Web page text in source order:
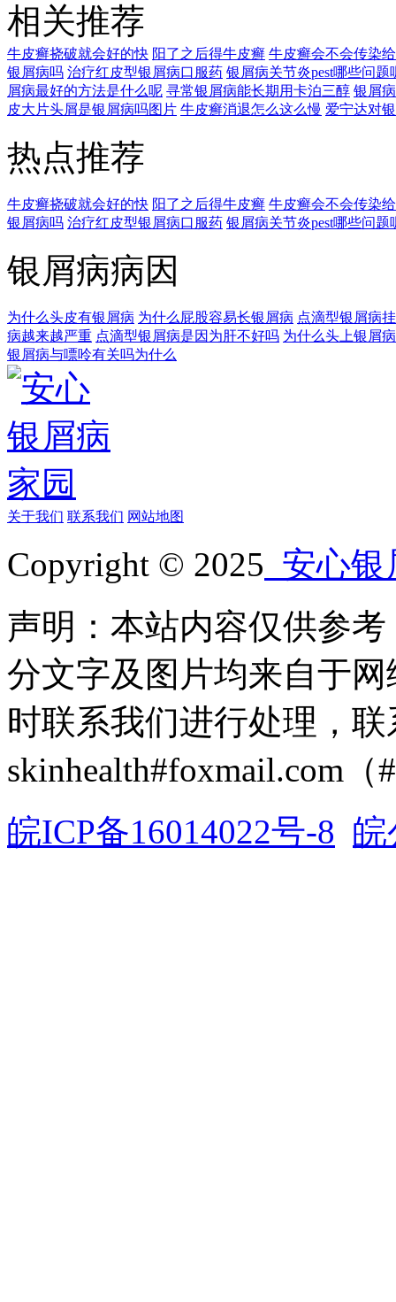
相关推荐
牛皮癣挠破就会好的快 阳了之后得牛皮癣 牛皮癣会不会传染
银屑病吗 治疗红皮型银屑病口服药 银屑病关节炎pest哪些问题
屑病最好的方法是什么呢 寻常银屑病能长期用卡泊三醇 银屑
皮大片头屑是银屑病吗图片 牛皮癣消退怎么这么慢 爱宁达对
热点推荐
牛皮癣挠破就会好的快 阳了之后得牛皮癣 牛皮癣会不会传染
银屑病吗 治疗红皮型银屑病口服药 银屑病关节炎pest哪些问题
银屑病病因
为什么头皮有银屑病 为什么屁股容易长银屑病 点滴型银屑病
病越来越严重 点滴型银屑病是因为肝不好吗 为什么头上银屑
银屑病与嘌呤有关吗为什么
关于我们 联系我们 网站地图
Copyright © 2025 安心银
声明：本站内容仅供参
分文字及图片均来自于
时联系我们进行处理，
skinhealth#foxmail.com（
皖ICP备16014022号-8 皖